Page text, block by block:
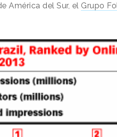
América del Sur, el Grupo